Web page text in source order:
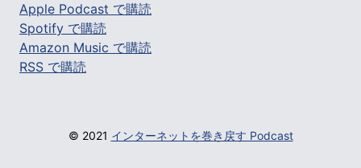
Apple Podcast で購読
Spotify で購読
Amazon Music で購読
RSS で購読
© 2021 インターネットを巻き戻す Podcast